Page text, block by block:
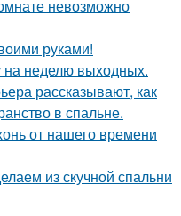
невозможно
руками!
неделю выходных.
рассказывают, как
в спальне.
от нашего времени
из скучной спальни